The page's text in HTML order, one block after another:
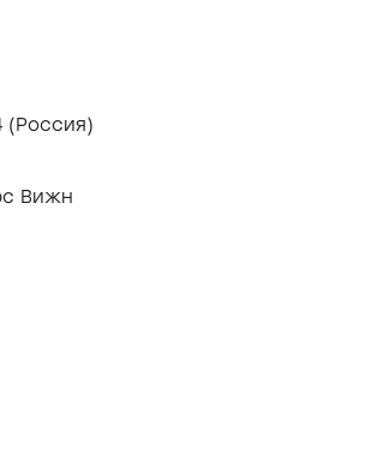
2024 (Россия)
Вижн